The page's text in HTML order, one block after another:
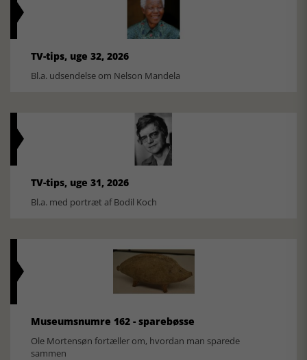
TV-tips, uge 32, 2026
Bl.a. udsendelse om Nelson Mandela
TV-tips, uge 31, 2026
Bl.a. med portræt af Bodil Koch
Museumsnumre 162 - sparebøsse
Ole Mortensøn fortæller om, hvordan man sparede
sammen